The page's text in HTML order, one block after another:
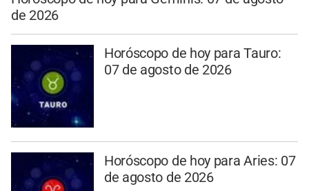
de 2026
Horóscopo de hoy para Tauro:
07 de agosto de 2026
Horóscopo de hoy para Aries: 07
de agosto de 2026